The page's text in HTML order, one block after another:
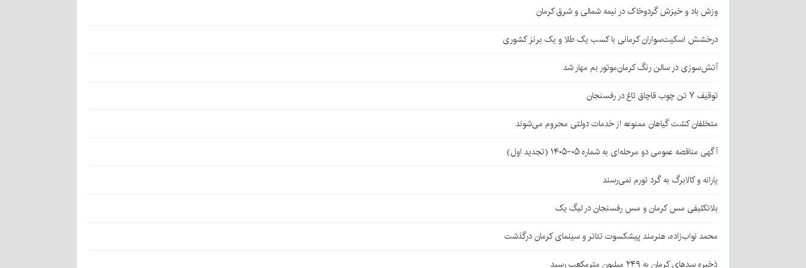
وزش باد و خیزش گردوخاک در نیمه شمالی و شرق کرمان
درخشش اسکیت‌سواران کرمانی با کسب یک طلا و یک برنز کشوری
آتش‌سوزی در سالن رنگ کرمان‌موتور بم مهار شد
توقیف ۷ تن چوب قاچاق تاغ در رفسنجان
متخلفان کشت گیاهان ممنوعه از خدمات دولتی محروم می‌شوند
آگهی مناقصه عمومی دو مرحله‌ای به شماره ۰۵-۱۴۰۵ (تجدید اول)
یارانه و کالابرگ به گرد تورم نمی‌رسند
بلاتکلیفی مس کرمان و مس رفسنجان در لیگ یک
محمد نواب‌زاده، هنرمند پیشکسوت تئاتر و سینمای کرمان درگذشت
ذخیره سدهای کرمان به ۲۴۹ میلیون مترمکعب رسید